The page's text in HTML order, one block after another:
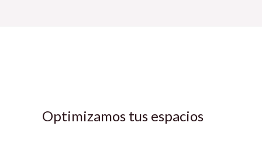
Optimizamos tus espacios